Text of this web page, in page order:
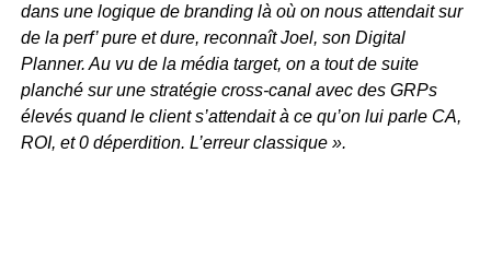
dans une logique de branding là où on nous attendait sur
de la perf’ pure et dure, reconnaît Joel, son Digital
Planner. Au vu de la média target, on a tout de suite
planché sur une stratégie cross-canal avec des GRPs
élevés quand le client s’attendait à ce qu’on lui parle CA,
ROI, et 0 déperdition. L’erreur classique ».